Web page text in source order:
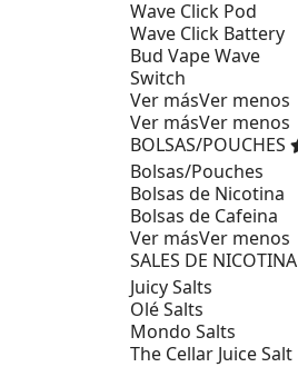
Wave Click Pod
Wave Click Battery
Bud Vape Wave
Switch
Ver másVer menos
Ver másVer menos
BOLSAS/POUCHES
Bolsas/Pouches
Bolsas de Nicotina
Bolsas de Cafeina
Ver másVer menos
SALES DE NICOTINA
Juicy Salts
Olé Salts
Mondo Salts
The Cellar Juice Salt